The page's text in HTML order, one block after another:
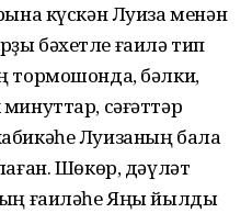
күскән Луиза менән
бәхетле ғаилә тип
тормошонда, бәлки,
сәғәттәр
Луизаның бала
Шөкөр, дәүләт
ғаиләһе Яңы йылды